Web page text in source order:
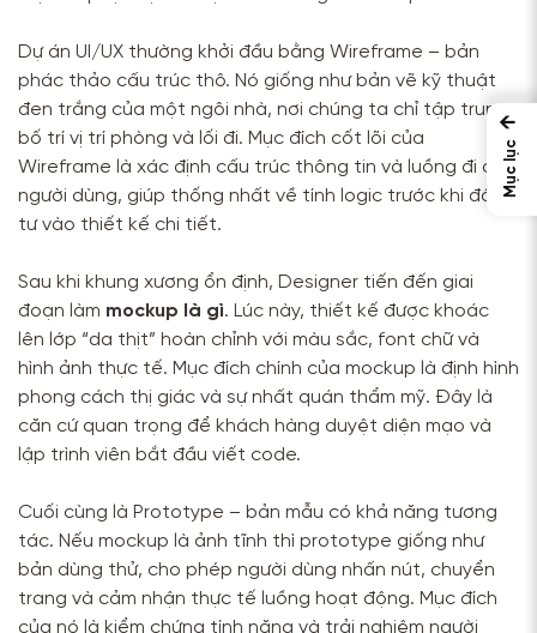
Dự án UI/UX thường khởi đầu bằng Wireframe – bản
phác thảo cấu trúc thô. Nó giống như bản vẽ kỹ thuật
đen trắng của một ngôi nhà, nơi chúng ta chỉ tập trung
bố trí vị trí phòng và lối đi. Mục đích cốt lõi của
Wireframe là xác định cấu trúc thông tin và luồng đi của
người dùng, giúp thống nhất về tính logic trước khi đầu
tư vào thiết kế chi tiết.
Sau khi khung xương ổn định, Designer tiến đến giai
đoạn làm mockup là gì. Lúc này, thiết kế được khoác
lên lớp “da thịt” hoàn chỉnh với màu sắc, font chữ và
hình ảnh thực tế. Mục đích chính của mockup là định hình
phong cách thị giác và sự nhất quán thẩm mỹ. Đây là
căn cứ quan trọng để khách hàng duyệt diện mạo và
lập trình viên bắt đầu viết code.
Cuối cùng là Prototype – bản mẫu có khả năng tương
tác. Nếu mockup là ảnh tĩnh thì prototype giống như
bản dùng thử, cho phép người dùng nhấn nút, chuyển
trang và cảm nhận thực tế luồng hoạt động. Mục đích
của nó là kiểm chứng tính năng và trải nghiệm người
←
Mục lục